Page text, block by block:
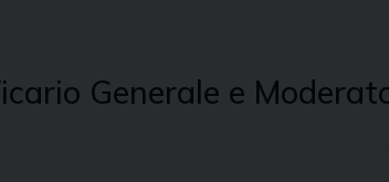
Generale e